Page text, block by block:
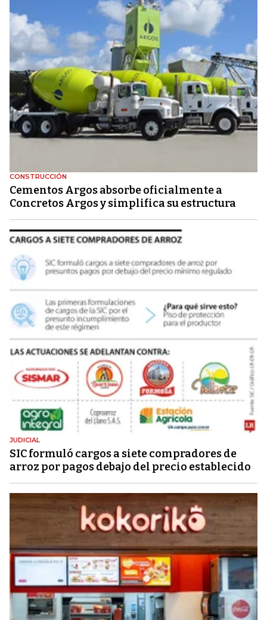
CONSTRUCCIÓN
Cementos Argos absorbe oficialmente a
Concretos Argos y simplifica su estructura
JUDICIAL
SIC formuló cargos a siete compradores de
arroz por pagos debajo del precio establecido